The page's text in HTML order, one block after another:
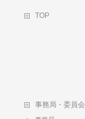
TOP
事務局・委員会